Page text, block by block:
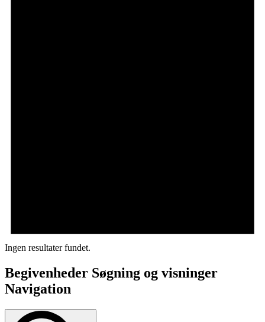
Ingen resultater fundet.
Begivenheder Søgning og visninger
Navigation